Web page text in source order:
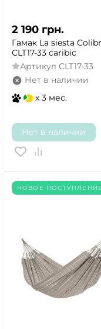
2 190 грн.
Гамак La siesta
CLT17-33 caribic
Артикул CLT17-33
Нет в наличии
x 3 мес.
Нет в наличии
НОВОЕ ПОСТУПЛЕНИЕ